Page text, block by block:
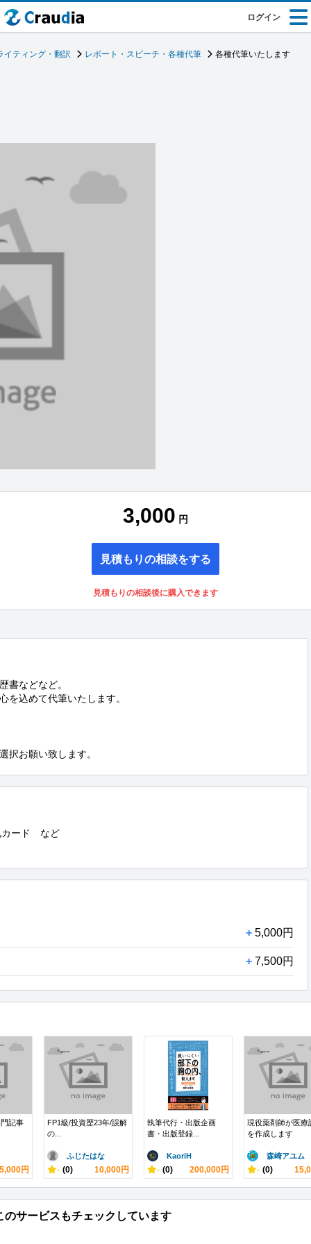
ログイン
イティング・翻訳 レポート・スピーチ・各種代筆 各種代筆いたします
3,000 円
見積もりの相談をする
見積もりの相談後に購入できます
書などなど。
を込めて代筆いたします。
択お願い致します。
ード　など
+ 5,000円
+ 7,500円
記事
5,000円
FP1級/投資歴23年/誤解
の...
ふじたはな
- (0) 10,000円
執筆代行・出版企画
書・出版登録...
KaoriH
- (0) 200,000円
現役薬剤師が医療
を作成します
森崎アユム
- (0)
サービスもチェックしています